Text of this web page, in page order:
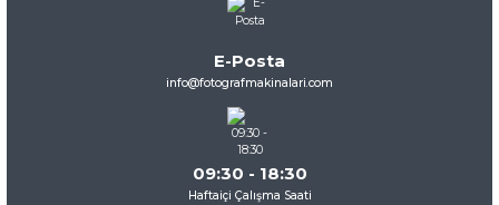
Ürün açıklamasında eksik bilgiler bulunuyor.
Ürün fiyatı diğer sitelerden daha pahalı.
E-Posta
info@fotografmakinalari.com
09:30 - 18:30
Haftaiçi Çalışma Saati